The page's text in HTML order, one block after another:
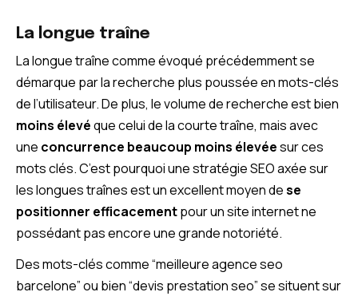
La longue traîne
La longue traîne comme évoqué précédemment se
démarque par la recherche plus poussée en mots-clés
de l’utilisateur. De plus, le volume de recherche est bien
moins élevéque celui de la courte traîne, mais avec
une concurrence beaucoup moins élevéesur ces
mots clés. C’est pourquoi une stratégie SEO axée sur
les longues traînes est un excellent moyen dese
positionner efficacementpour un site internet ne
possédant pas encore une grande notoriété.
Des mots-clés comme “meilleure agence seo
barcelone” ou bien “devis prestation seo” se situent sur